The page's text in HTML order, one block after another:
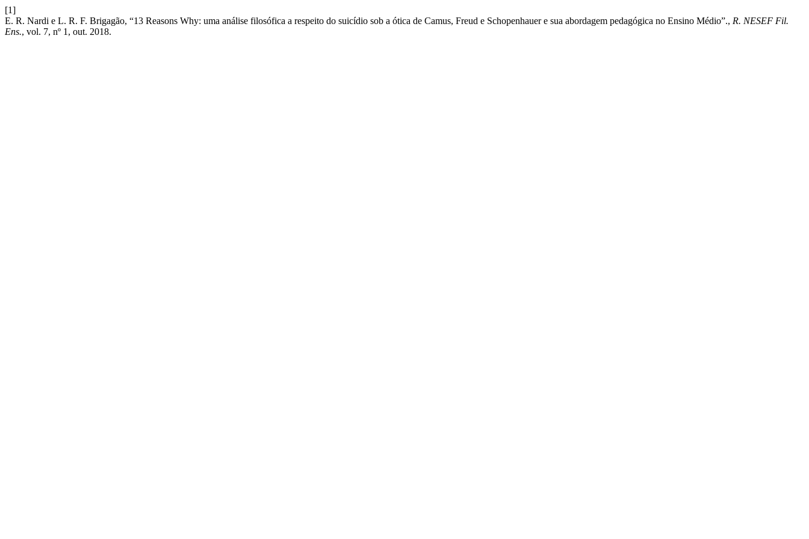
[1]
E. R. Nardi e L. R. F. Brigagão, “13 Reasons Why: uma análise filosófica a respeito do suicídio sob a ótica de Camus, Freud e Schopenhauer e sua abordagem pedagógica no Ensino Médio”., R. NESEF Fil.
Ens., vol. 7, nº 1, out. 2018.